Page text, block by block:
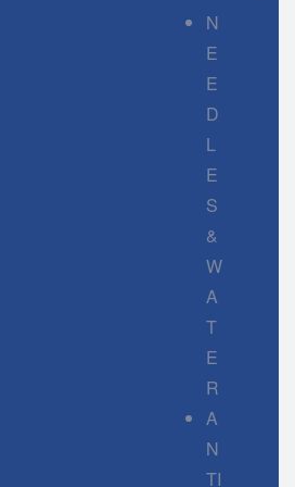
N
E
E
D
L
E
S
&
W
A
T
E
R
A
N
TI